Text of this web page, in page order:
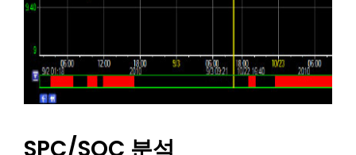
SPC/SQC 분석